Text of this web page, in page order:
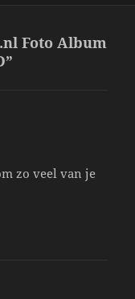
Foto Album
zo veel van je